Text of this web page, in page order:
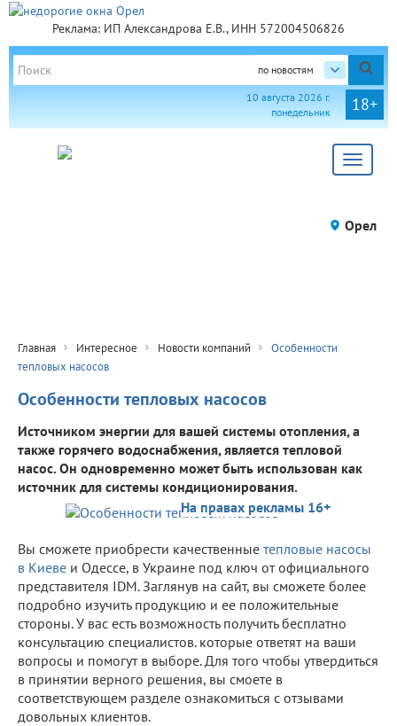
Реклама: ИП Александрова Е.В., ИНН 572004506826
по новостям
18+
10 августа 2026 г.
понедельник
Toggle
Орел
Главная Интересное Новости компаний
Особенности
тепловых насосов
Особенности тепловых насосов
Источником энергии для вашей системы отопления, а
также горячего водоснабжения, является тепловой
насос. Он одновременно может быть использован как
источник для системы кондиционирования.
На правах рекламы 16+
Вы сможете приобрести качественные тепловые насосы
в Киеве и Одессе, в Украине под ключ от официального
представителя IDM. Заглянув на сайт, вы сможете более
подробно изучить продукцию и ее положительные
стороны. У вас есть возможность получить бесплатно
консультацию специалистов. которые ответят на ваши
вопросы и помогут в выборе. Для того чтобы утвердиться
в принятии верного решения, вы смоете в
соответствующем разделе ознакомиться с отзывами
довольных клиентов.